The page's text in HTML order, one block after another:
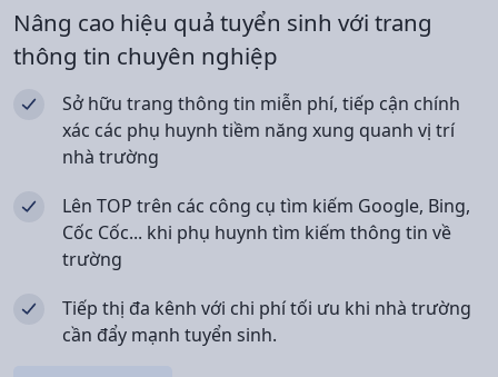
Nâng cao hiệu quả tuyển sinh với trang
thông tin chuyên nghiệp
Sở hữu trang thông tin miễn phí, tiếp cận chính
xác các phụ huynh tiềm năng xung quanh vị trí
nhà trường
Lên TOP trên các công cụ tìm kiếm Google, Bing,
Cốc Cốc... khi phụ huynh tìm kiếm thông tin về
trường
Tiếp thị đa kênh với chi phí tối ưu khi nhà trường
cần đẩy mạnh tuyển sinh.